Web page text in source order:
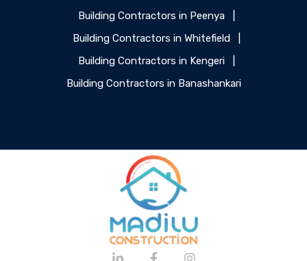
Building Contractors in Peenya
Building Contractors in Whitefield
Building Contractors in Kengeri
Building Contractors in Banashankari